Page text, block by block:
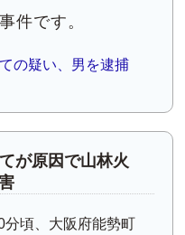
件です。
の疑い、男を逮捕
が原因で山林火
頃、大阪府能勢町